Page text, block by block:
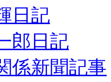
日記
郎日記
係新聞記事